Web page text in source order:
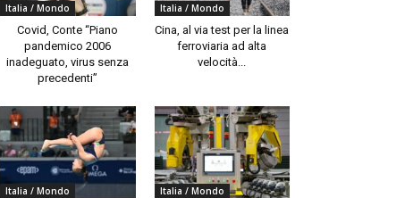
Italia / Mondo
Covid, Conte “Piano
pandemico 2006
inadeguato, virus senza
precedenti”
Italia / Mondo
Cina, al via test per la linea
ferroviaria ad alta
velocità...
Italia / Mondo Italia / Mondo